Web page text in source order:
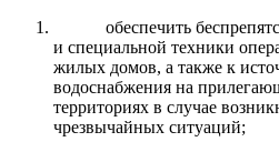
обеспечить
и специальной техники
жилых домов, а также к
водоснабжения на
территориях в случае
чрезвычайных ситуаций;